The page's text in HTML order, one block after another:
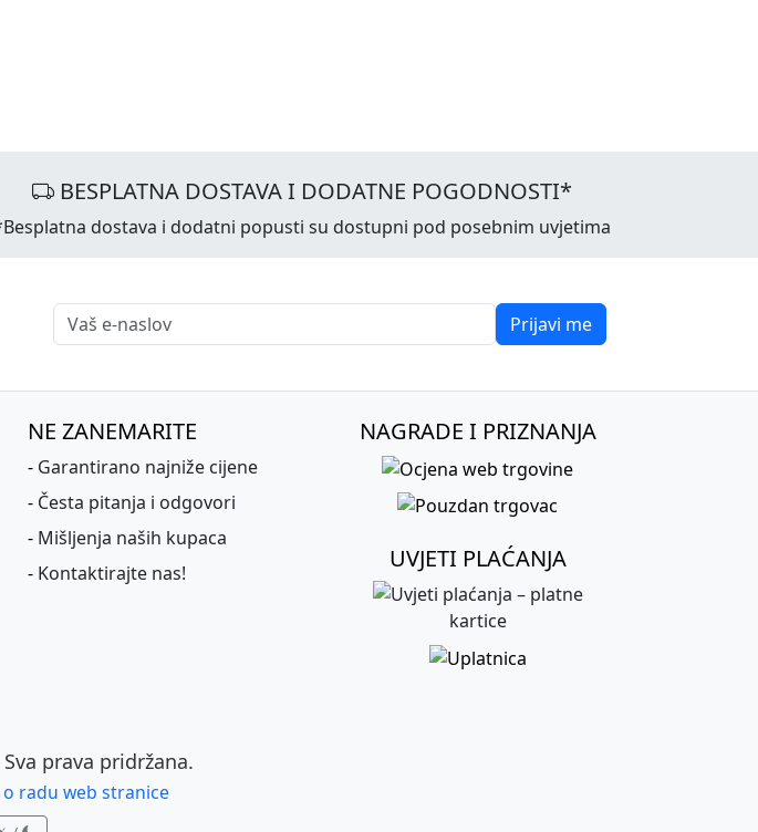
BESPLATNA DOSTAVA I DODATNE POGODNOSTI*
dostava i dodatni popusti su dostupni pod posebnim uvjetima
Prijavi me
NE ZANEMARITE
- Garantirano najniže cijene
- Česta pitanja i odgovori
- Mišljenja naših kupaca
- Kontaktirajte nas!
NAGRADE I PRIZNANJA
UVJETI PLAĆANJA
Sva prava pridržana.
radu web stranice